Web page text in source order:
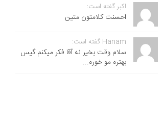
اکبر گفته است:
احسنت ‌کلامتون متین
Hanam گفته است:
سلام وقت بخیر نه آقا فکر میکنم گیس
بهتره مو خوره...